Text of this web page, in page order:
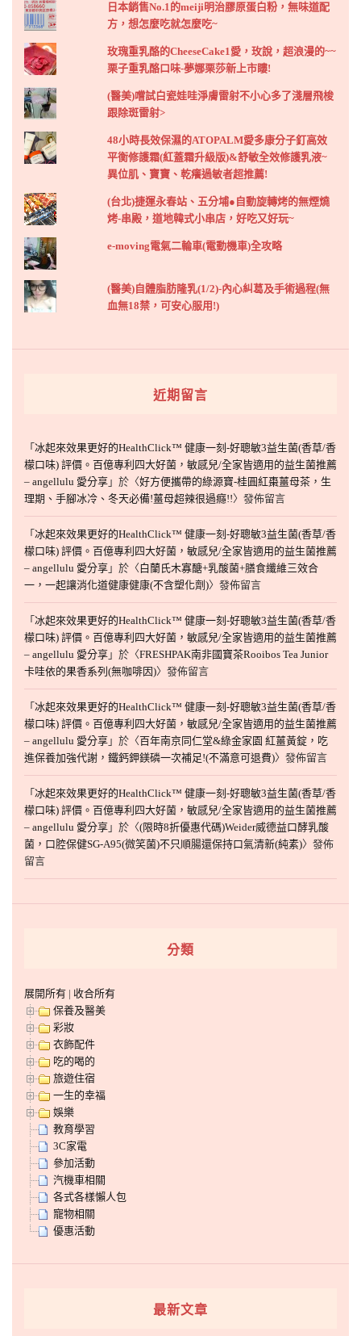
日本銷售No.1的meiji明治膠原蛋白粉，無味道配
方，想怎麼吃就怎麼吃~
玫瑰重乳酪的CheeseCake1愛，玫說，超浪漫的~~
栗子重乳酪口味-夢娜栗莎新上市瞜!
(醫美)嚐試白瓷娃哇淨膚雷射不小心多了淺層飛梭
跟除斑雷射>
48小時長效保濕的ATOPALM愛多康分子釘高效
平衡修護霜(紅蓋霜升級版)&舒敏全效修護乳液~
異位肌、寶寶、乾癢過敏者超推薦!
(台北)捷運永春站、五分埔●自動旋轉烤的無煙燒
烤-串殿，道地韓式小串店，好吃又好玩~
e-moving電氣二輪車(電動機車)全攻略
(醫美)自體脂肪隆乳(1/2)-內心糾葛及手術過程(無
血無18禁，可安心服用!)
近期留言
「 冰起來效果更好的HealthClick™ 健康一刻-好聰敏3益生菌(香草/香
檬口味) 評價。百億專利四大好菌，敏感兒/全家皆適用的益生菌推薦
– angellulu 愛分享 」於〈好方便攜帶的綠源寶-桂圓紅棗薑母茶，生
理期、手腳冰冷、冬天必備!薑母超辣很過癮!!〉發佈留言
「 冰起來效果更好的HealthClick™ 健康一刻-好聰敏3益生菌(香草/香
檬口味) 評價。百億專利四大好菌，敏感兒/全家皆適用的益生菌推薦
– angellulu 愛分享 」於〈白蘭氏木寡醣+乳酸菌+膳食纖維三效合
一，一起讓消化道健康健康(不含塑化劑)〉發佈留言
「 冰起來效果更好的HealthClick™ 健康一刻-好聰敏3益生菌(香草/香
檬口味) 評價。百億專利四大好菌，敏感兒/全家皆適用的益生菌推薦
– angellulu 愛分享 」於〈FRESHPAK南非國寶茶Rooibos Tea Junior
卡哇依的果香系列(無咖啡因)〉發佈留言
「 冰起來效果更好的HealthClick™ 健康一刻-好聰敏3益生菌(香草/香
檬口味) 評價。百億專利四大好菌，敏感兒/全家皆適用的益生菌推薦
– angellulu 愛分享 」於〈百年南京同仁堂&綠金家園 紅薑黃錠，吃
進保養加強代謝，鐵鈣鉀鎂磷一次補足!(不滿意可退費)〉發佈留言
「 冰起來效果更好的HealthClick™ 健康一刻-好聰敏3益生菌(香草/香
檬口味) 評價。百億專利四大好菌，敏感兒/全家皆適用的益生菌推薦
– angellulu 愛分享 」於〈(限時8折優惠代碼)Weider威德益口酵乳酸
菌，口腔保健SG-A95(微笑菌)不只順腸還保持口氣清新(純素)〉發佈
留言
分類
展開所有 | 收合所有
保養及醫美
彩妝
衣飾配件
吃的喝的
旅遊住宿
一生的幸福
娛樂
教育學習
3C家電
參加活動
汽機車相關
各式各樣懶人包
寵物相關
優惠活動
最新文章